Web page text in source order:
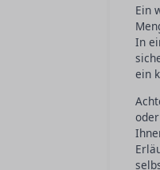
Ein
In
ein